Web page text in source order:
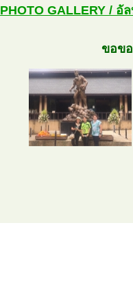
PHOTO GALLERY / อั
ขอข